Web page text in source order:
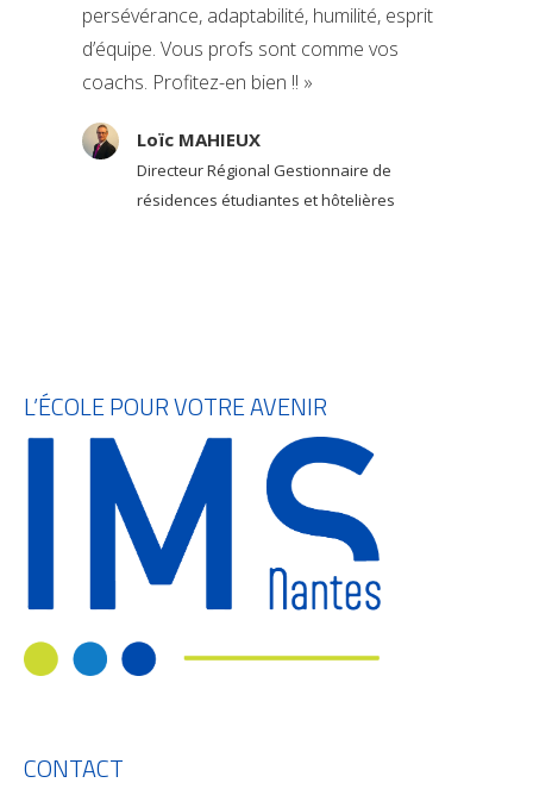
persévérance, adaptabilité, humilité, esprit
d’équipe. Vous profs sont comme vos
coachs. Profitez-en bien !! »
Loïc MAHIEUX
Directeur Régional Gestionnaire de
résidences étudiantes et hôtelières
L’ÉCOLE POUR VOTRE AVENIR
CONTACT